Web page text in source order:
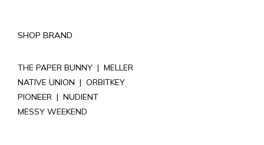
SHOP BRAND
THE PAPER BUNNY | MELLER
NATIVE UNION | ORBITKEY
PIONEER | NUDIENT
MESSY WEEKEND